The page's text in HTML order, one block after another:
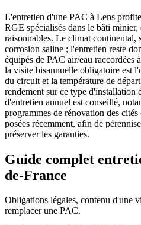
L'entretien d'une PAC à Lens
RGE spécialisés dans le bâti
raisonnables. Le climat continental,
corrosion saline ; l'entretien reste
équipés de PAC air/eau raccordées
la visite bisannuelle obligatoire est
du circuit et la température de
rendement sur ce type d'installation
d'entretien annuel est conseillé,
programmes de rénovation des
posées récemment, afin de
préserver les garanties.
Guide complet
de-France
Obligations légales, contenu d'une
remplacer une PAC.